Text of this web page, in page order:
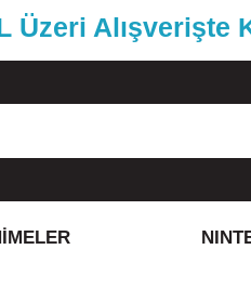
Üzeri Alışverişte